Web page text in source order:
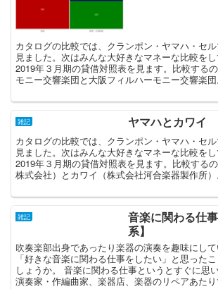
カタログの比較では、クランポン・ヤマハ・セ
見ました。次はみんな大好きなマネーな比較をし
2019年３月期の貸借対照表を見ます。比較する
モニー交響楽団と大阪フィルハーモニー交響楽
雑記 ヤマハとカワイ
カタログの比較では、クランポン・ヤマハ・セ
見ました。次はみんな大好きなマネーな比較をし
2019年３月期の貸借対照表を見ます。比較する
株式会社）とカワイ（株式会社河合楽器製作所
雑記
音楽に関わる仕
系】
吹奏楽部出身であったり楽器の演奏を趣味にし
「好きな音楽に関わる仕事をしたい」と思った
しょうか。 音楽に関わる仕事というとすぐに思
演奏家・作編曲家、楽器店、楽器のリペアあた